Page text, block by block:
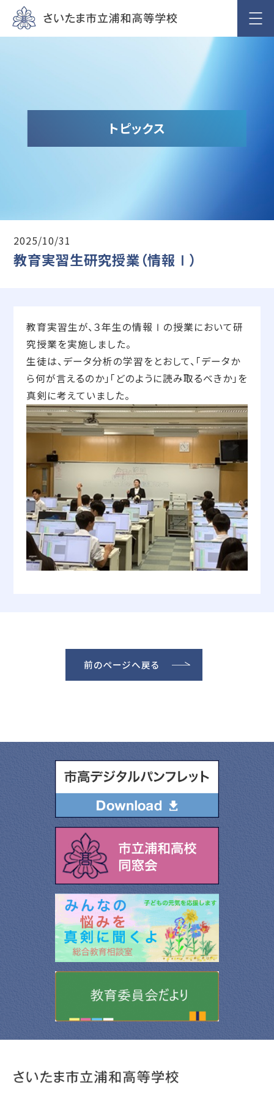
トピックス
2025/10/31
教育実習生研究授業（情報Ⅰ）
教育実習生が、３年生の情報Ⅰの授業において研
究授業を実施しました。
生徒は、データ分析の学習をとおして、「データか
ら何が言えるのか」「どのように読み取るべきか」を
真剣に考えていました。
前のページへ戻る